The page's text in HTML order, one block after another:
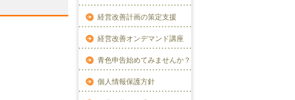
経営改善計画の策定支援
経営改善オンデマンド講座
青色申告始めてみませんか？
個人情報保護方針